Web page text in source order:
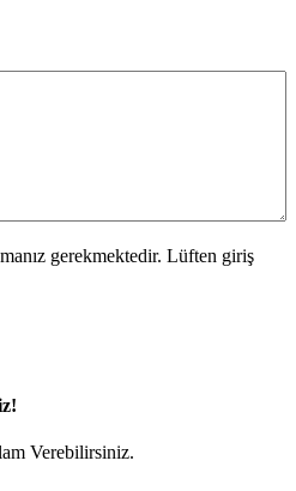
gerekmektedir. Lüften giriş
Verebilirsiniz.